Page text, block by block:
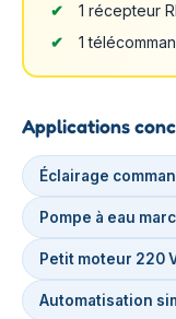
1 récepteur
1
Applications
Éclairage
Pompe à eau
Petit moteur 220
Automatisation